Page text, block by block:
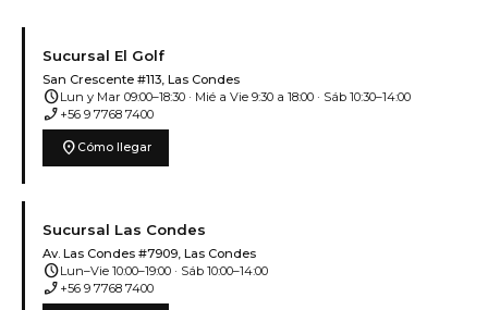
Sucursal El Golf
San Crescente #113, Las Condes
scheduleLun y Mar 09:00–18:30 · Mié a Vie 9:30 a 18:00 · Sáb 10:30–14:00
phone_enabled +56 9 7768 7400
location_on Cómo llegar
Sucursal Las Condes
Av. Las Condes #7909, Las Condes
scheduleLun–Vie 10:00–19:00 · Sáb 10:00–14:00
phone_enabled +56 9 7768 7400